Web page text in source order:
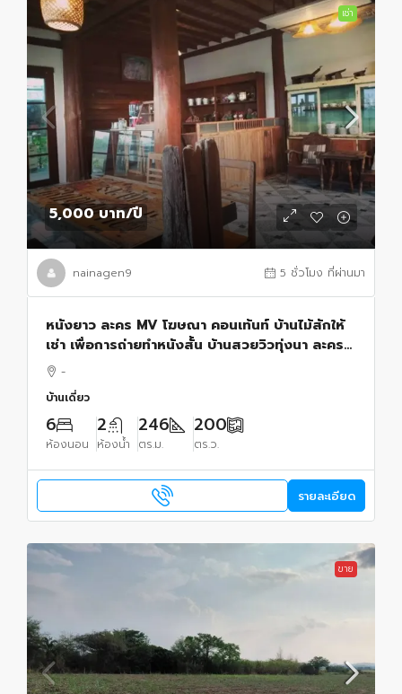
เช่า
5,000 บาท/ปี
nainagen9 5 ชั่วโมง ที่ผ่านมา
หนังยาว ละคร MV โฆษณา คอนเท้นท์ บ้านไม้สักให้
เช่า เพื่อการถ่ายทำหนังสั้น บ้านสวยวิวทุ่งนา ละคร
MV โฆษณา คอนเท้นท์ ไทรน้อย
-
บ้านเดี่ยว
6
ห้องนอน
2
ห้องน้ำ
246
ตร.ม.
200
ตร.ว.
รายละเอียด
ขาย